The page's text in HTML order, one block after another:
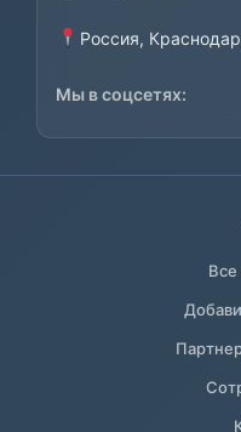
Россия,
Мы в соцсетях:
Все